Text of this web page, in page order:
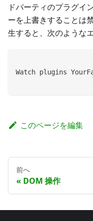
ドパーティのプラグイ
ーを上書きすることは
生すると、次のような
Watch plugins
このページを編集
前へ
DOM 操作